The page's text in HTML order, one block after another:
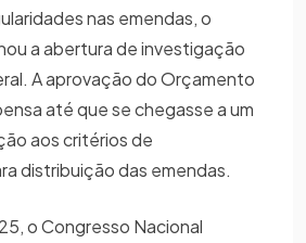
nas emendas, o
a abertura de investigação
A aprovação do Orçamento
até que se chegasse a um
aos critérios de
distribuição das emendas.
o Congresso Nacional